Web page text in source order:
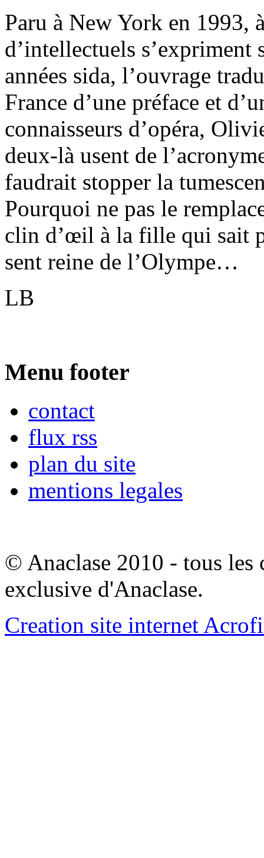
Paru à New York en 1993,
d’intellectuels
années sida, l’ouvrage
France d’une préface et
connaisseurs d’opéra,
deux-là usent de
faudrait stopper la
Pourquoi ne pas le
clin d’œil à la fille qui sait
sent reine de l’Olympe…
LB
Menu footer
contact
flux rss
plan du site
mentions legales
© Anaclase 2010 - tous les
exclusive d'Anaclase.
Creation site internet